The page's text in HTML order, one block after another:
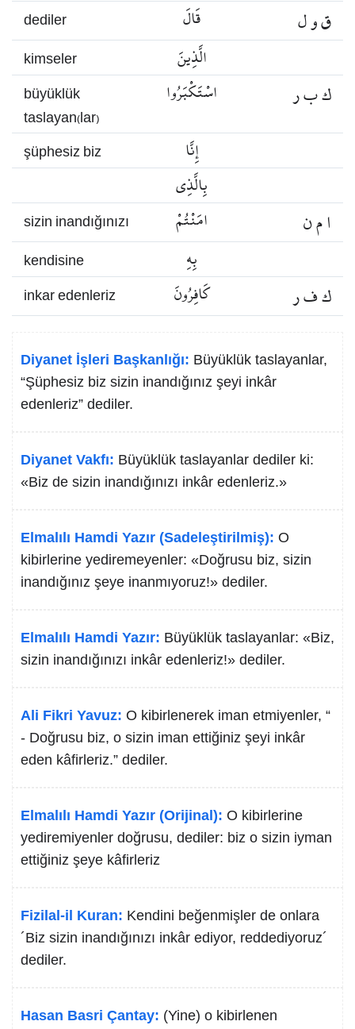
dediler قَالَ ق و ل
kimseler الَّذِينَ
büyüklük
taslayan(lar)
اسْتَكْبَرُوا ك ب ر
şüphesiz biz
إِنَّا
بِالَّذِي
sizin inandığınızı امَنْتُمْ ا م ن
kendisine بِهِ
inkar edenleriz كَافِرُونَ ك ف ر
Diyanet İşleri Başkanlığı: Büyüklük taslayanlar,
“Şüphesiz biz sizin inandığınız şeyi inkâr
edenleriz” dediler.
Diyanet Vakfı: Büyüklük taslayanlar dediler ki:
«Biz de sizin inandığınızı inkâr edenleriz.»
Elmalılı Hamdi Yazır (Sadeleştirilmiş): O
kibirlerine yediremeyenler: «Doğrusu biz, sizin
inandığınız şeye inanmıyoruz!» dediler.
Elmalılı Hamdi Yazır: Büyüklük taslayanlar: «Biz,
sizin inandığınızı inkâr edenleriz!» dediler.
Ali Fikri Yavuz: O kibirlenerek iman etmiyenler, “
- Doğrusu biz, o sizin iman ettiğiniz şeyi inkâr
eden kâfirleriz.” dediler.
Elmalılı Hamdi Yazır (Orijinal): O kibirlerine
yediremiyenler doğrusu, dediler: biz o sizin iyman
ettiğiniz şeye kâfirleriz
Fizilal-il Kuran: Kendini beğenmişler de onlara
´Biz sizin inandığınızı inkâr ediyor, reddediyoruz´
dediler.
Hasan Basri Çantay: (Yine) o kibirlenen